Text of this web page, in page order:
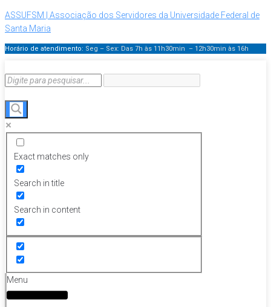
ASSUFSM | Associação dos Servidores da Universidade Federal de
Santa Maria
Horário de atendimento: Seg – Sex: Das 7h às 11h30min – 12h30min às 16h
Exact matches only
Search in title
Search in content
Menu